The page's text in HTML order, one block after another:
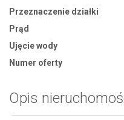
Przeznaczenie działki
Prąd
Ujęcie wody
Numer oferty
Opis